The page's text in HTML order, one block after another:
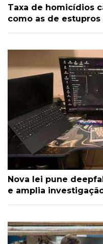
Taxa de homicídios
como as de estupros
Nova lei pune
e amplia